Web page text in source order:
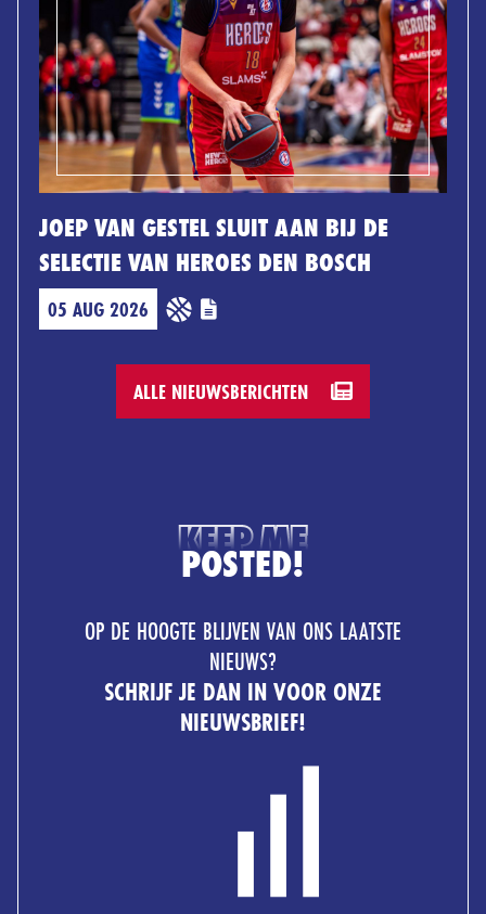
JOEP VAN GESTEL SLUIT AAN BIJ DE
SELECTIE VAN HEROES DEN BOSCH
05 AUG 2026
ALLE NIEUWSBERICHTEN
KEEP ME
POSTED!
OP DE HOOGTE BLIJVEN VAN ONS LAATSTE
NIEUWS?
SCHRIJF JE DAN IN VOOR ONZE
NIEUWSBRIEF!